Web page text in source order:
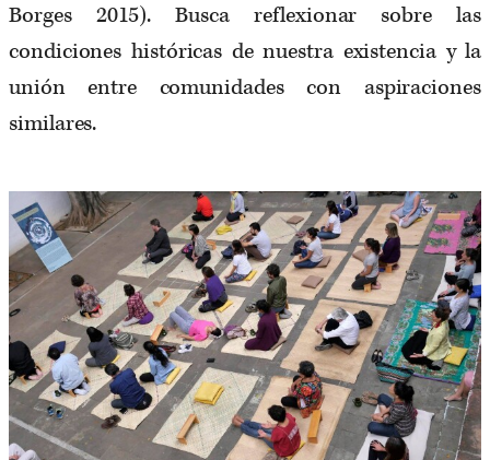
Borges 2015). Busca reflexionar sobre las
condiciones históricas de nuestra existencia y la
unión entre comunidades con aspiraciones
similares.